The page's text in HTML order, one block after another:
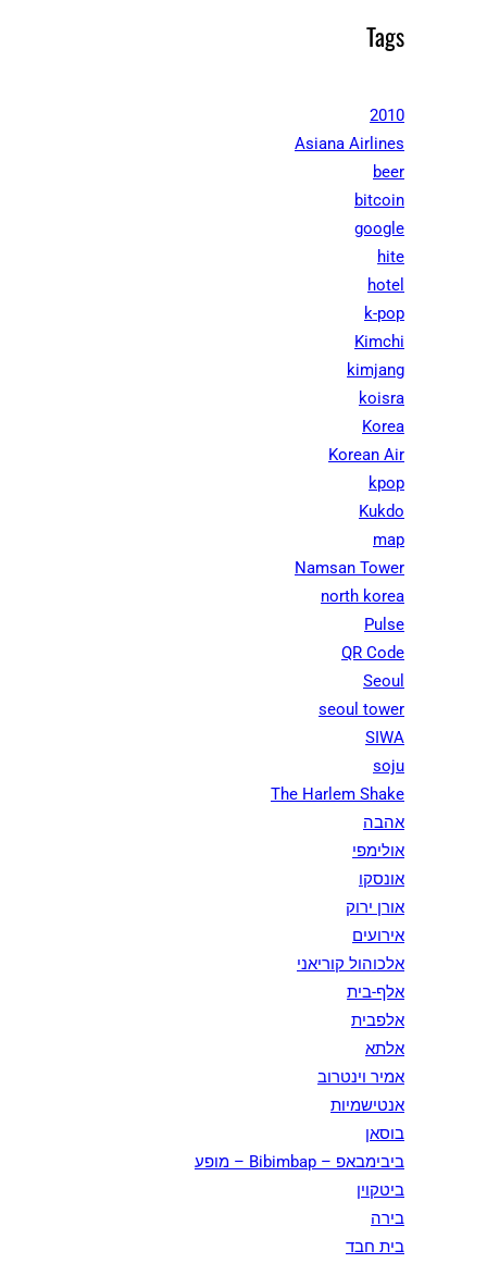
Tags
2010
Asiana Airlines
beer
bitcoin
google
hite
hotel
k-pop
Kimchi
kimjang
koisra
Korea
Korean Air
kpop
Kukdo
map
Namsan Tower
north korea
Pulse
QR Code
Seoul
seoul tower
SIWA
soju
The Harlem Shake
אהבה
אולימפי
אונסקו
אורן ירוק
אירועים
אלכוהול קוריאני
אלף-בית
אלפבית
אלתא
אמיר וינטרוב
אנטישמיות
בוסאן
ביבימבאפ – Bibimbap – מופע
ביטקוין
בירה
בית חבד